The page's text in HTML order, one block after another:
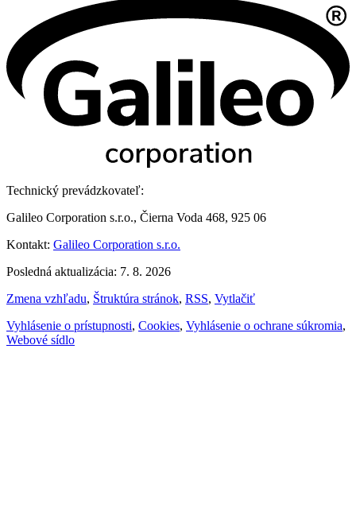
Technický prevádzkovateľ:
Galileo Corporation s.r.o., Čierna Voda 468, 925 06
Kontakt: Galileo Corporation s.r.o.
Posledná aktualizácia: 7. 8. 2026
Zmena vzhľadu, Štruktúra stránok, RSS, Vytlačiť
Vyhlásenie o prístupnosti, Cookies, Vyhlásenie o ochrane súkromia,
Webové sídlo